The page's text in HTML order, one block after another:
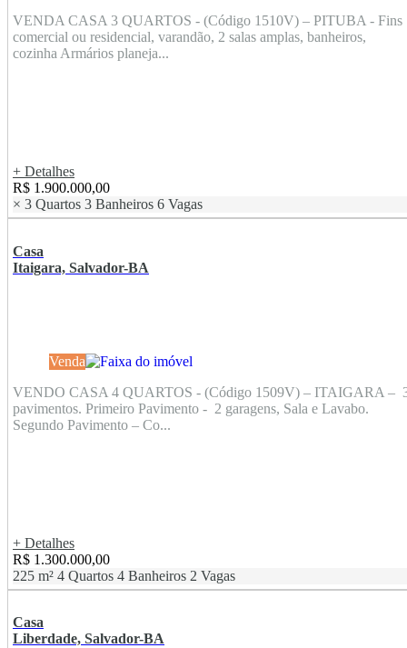
VENDA CASA 3 QUARTOS - (Código 1510V) – PITUBA - Fins
comercial ou residencial, varandão, 2 salas amplas, banheiros,
cozinha Armários planeja...
+ Detalhes
R$ 1.900.000,00
× 3 Quartos 3 Banheiros 6 Vagas
Casa
Itaigara, Salvador-BA
Venda
VENDO CASA 4 QUARTOS - (Código 1509V) – ITAIGARA –
pavimentos. Primeiro Pavimento - 2 garagens, Sala e Lavabo.
Segundo Pavimento – Co...
+ Detalhes
R$ 1.300.000,00
225 m² 4 Quartos 4 Banheiros 2 Vagas
Casa
Liberdade, Salvador-BA